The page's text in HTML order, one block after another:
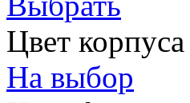
Цвет корпуса
На выбор